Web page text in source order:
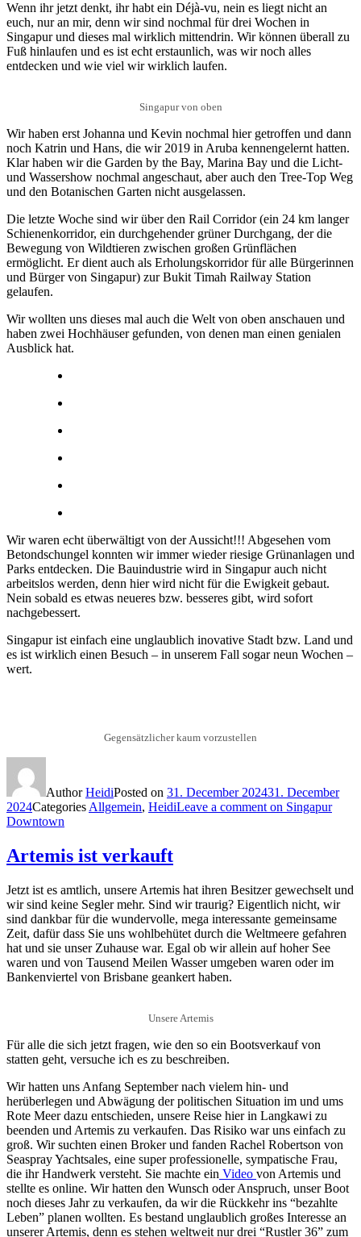
Wenn ihr jetzt denkt, ihr habt ein Déjà-vu, nein es liegt nicht an
euch, nur an mir, denn wir sind nochmal für drei Wochen in
Singapur und dieses mal wirklich mittendrin. Wir können überall zu
Fuß hinlaufen und es ist echt erstaunlich, was wir noch alles
entdecken und wie viel wir wirklich laufen.
Singapur von oben
Wir haben erst Johanna und Kevin nochmal hier getroffen und dann
noch Katrin und Hans, die wir 2019 in Aruba kennengelernt hatten.
Klar haben wir die Garden by the Bay, Marina Bay und die Licht-
und Wassershow nochmal angeschaut, aber auch den Tree-Top Weg
und den Botanischen Garten nicht ausgelassen.
Die letzte Woche sind wir über den Rail Corridor (ein 24 km langer
Schienenkorridor, ein durchgehender grüner Durchgang, der die
Bewegung von Wildtieren zwischen großen Grünflächen
ermöglicht. Er dient auch als Erholungskorridor für alle Bürgerinnen
und Bürger von Singapur) zur Bukit Timah Railway Station
gelaufen.
Wir wollten uns dieses mal auch die Welt von oben anschauen und
haben zwei Hochhäuser gefunden, von denen man einen genialen
Ausblick hat.
Wir waren echt überwältigt von der Aussicht!!! Abgesehen vom
Betondschungel konnten wir immer wieder riesige Grünanlagen und
Parks entdecken. Die Bauindustrie wird in Singapur auch nicht
arbeitslos werden, denn hier wird nicht für die Ewigkeit gebaut.
Nein sobald es etwas neueres bzw. besseres gibt, wird sofort
nachgebessert.
Singapur ist einfach eine unglaublich inovative Stadt bzw. Land und
es ist wirklich einen Besuch – in unserem Fall sogar neun Wochen –
wert.
Gegensätzlicher kaum vorzustellen
AuthorHeidiPosted on 31. December 202431. December
2024Categories Allgemein, HeidiLeave a comment on Singapur
Downtown
Artemis ist verkauft
Jetzt ist es amtlich, unsere Artemis hat ihren Besitzer gewechselt und
wir sind keine Segler mehr. Sind wir traurig? Eigentlich nicht, wir
sind dankbar für die wundervolle, mega interessante gemeinsame
Zeit, dafür dass Sie uns wohlbehütet durch die Weltmeere gefahren
hat und sie unser Zuhause war. Egal ob wir allein auf hoher See
waren und von Tausend Meilen Wasser umgeben waren oder im
Bankenviertel von Brisbane geankert haben.
Unsere Artemis
Für alle die sich jetzt fragen, wie den so ein Bootsverkauf von
statten geht, versuche ich es zu beschreiben.
Wir hatten uns Anfang September nach vielem hin- und
herüberlegen und Abwägung der politischen Situation im und ums
Rote Meer dazu entschieden, unsere Reise hier in Langkawi zu
beenden und Artemis zu verkaufen. Das Risiko war uns einfach zu
groß. Wir suchten einen Broker und fanden Rachel Robertson von
Seaspray Yachtsales, eine super professionelle, sympatische Frau,
die ihr Handwerk versteht. Sie machte ein Video von Artemis und
stellte es online. Wir hatten den Wunsch oder Anspruch, unser Boot
noch dieses Jahr zu verkaufen, da wir die Rückkehr ins “bezahlte
Leben” planen wollten. Es bestand unglaublich großes Interesse an
unserer Artemis, denn es stehen weltweit nur drei “Rustler 36” zum